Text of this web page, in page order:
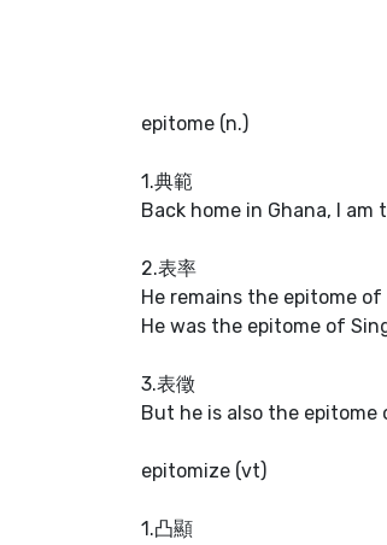
epitome (n.)
1.典範
Back home in Ghana, I am
2.表率
He remains the epitome of
He was the epitome of
3.表徵
But he is also the epitome
epitomize (vt)
1.凸顯